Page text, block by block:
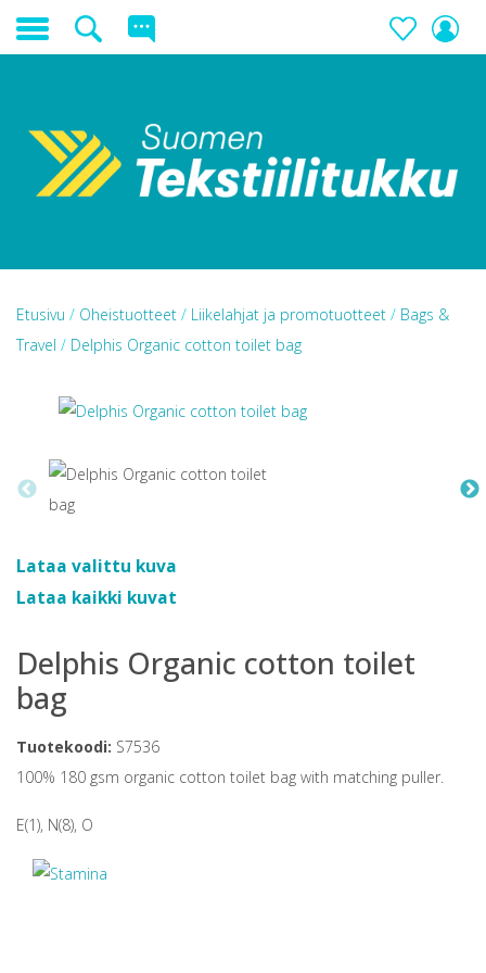
Etusivu / Oheistuotteet / Liikelahjat ja promotuotteet / Bags &
Travel / Delphis Organic cotton toilet bag
Lataa valittu kuva
Lataa kaikki kuvat
Delphis Organic cotton toilet
bag
Tuotekoodi: S7536
100% 180 gsm organic cotton toilet bag with matching puller.
E(1), N(8), O